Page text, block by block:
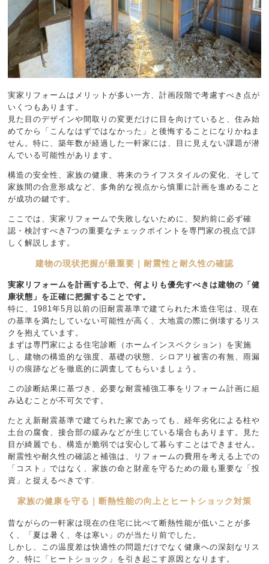
実家リフォームはメリットが多い一方、計画段階で考慮すべき点が
いくつもあります。
見た目のデザインや間取りの変更だけに目を向けていると、住み始
めてから「こんなはずではなかった」と後悔することになりかねま
せん。特に、築年数が経過した一軒家には、目に見えない課題が潜
んでいる可能性があります。
構造の安全性、家族の健康、将来のライフスタイルの変化、そして
家族間の合意形成など、多角的な視点から慎重に計画を進めること
が成功の鍵です。
ここでは、実家リフォームで失敗しないために、契約前に必ず確
認・検討すべき7つの重要なチェックポイントを専門家の視点で詳
しく解説します。
建物の現状把握が最重要｜耐震性と耐久性の確認
実家リフォームを計画する上で、何よりも優先すべきは建物の「健
康状態」を正確に把握することです。
特に、1981年5月以前の旧耐震基準で建てられた木造住宅は、現在
の基準を満たしていない可能性が高く、大地震の際に倒壊するリス
クを抱えています。
まずは専門家による住宅診断（ホームインスペクション）を実施
し、建物の構造的な強度、基礎の状態、シロアリ被害の有無、雨漏
りの痕跡などを徹底的に調査してもらいましょう。
この診断結果に基づき、必要な耐震補強工事をリフォーム計画に組
み込むことが不可欠です。
たとえ新耐震基準で建てられた家であっても、経年劣化による柱や
土台の腐食、接合部の緩みなどが生じている場合もあります。見た
目が綺麗でも、構造が脆弱では安心して暮らすことはできません。
耐震性や耐久性の確認と補強は、リフォームの費用を考える上での
「コスト」ではなく、家族の命と財産を守るための最も重要な「投
資」と捉えるべきです.
家族の健康を守る｜断熱性能の向上とヒートショック対策
昔ながらの一軒家は現在の住宅に比べて断熱性能が低いことが多
く、「夏は暑く、冬は寒い」のが当たり前でした。
しかし、この温度差は快適性の問題だけでなく健康への深刻なリス
ク、特に「ヒートショック」を引き起こす原因となります。